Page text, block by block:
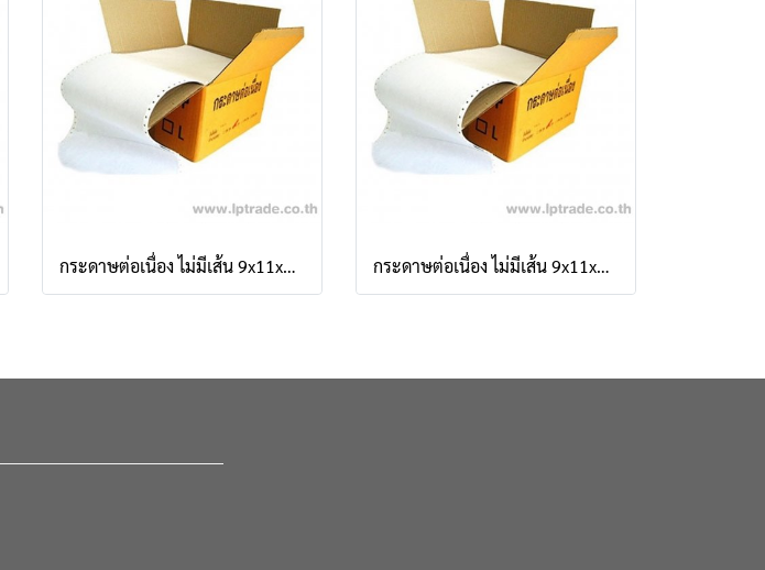
กระดาษต่อเนื่อง ไม่มีเส้น 9x11x2 ชั้น กระดาษต่อเนื่อง ไม่มีเส้น 9x11x4 ชั้น